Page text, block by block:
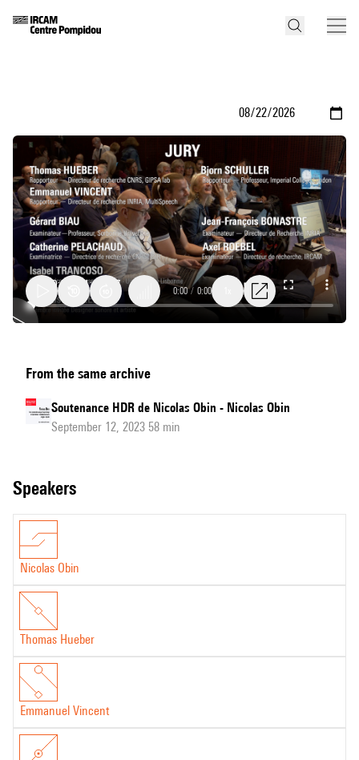
HDR
de
Nicolas
Questions
du
Jury
0:00 / 0:00
From the same archive
Soutenance HDR de Nicolas Obin - Nicolas Obin
September 12, 2023 58 min
speakers
Nicolas Obin
Thomas Hueber
Emmanuel Vincent